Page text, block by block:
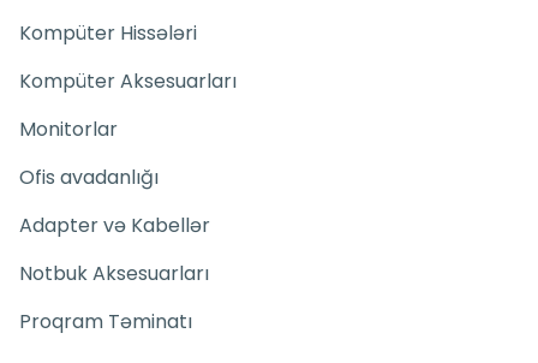
Kompüter Hissələri
Kompüter Aksesuarları
Monitorlar
Ofis avadanlığı
Adapter və Kabellər
Notbuk Aksesuarları
Proqram Təminatı